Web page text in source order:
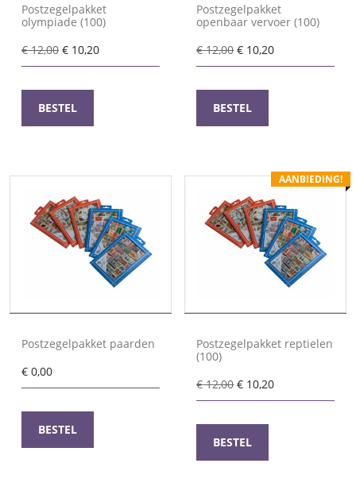
Postzegelpakket
olympiade (100)
€12,00 Oorspronkelijke
prijs
€ 12,00.
€ 10,20Huidige
prijs
BESTEL
Postzegelpakket
openbaar vervoer (100)
€12,00Oorspronkelijke
prijs
€ 12,00.
€ 10,20Huidige
prijs
BESTEL
Postzegelpakket paarden
€ 0,00
BESTEL
AANBIEDING!
Postzegelpakket reptielen
(100)
€12,00Oorspronkelijke
prijs
€ 12,00.
€ 10,20Huidige
prijs
BESTEL